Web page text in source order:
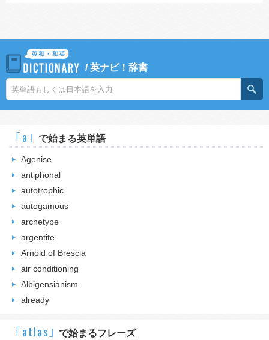
/英ナビ！辞書
｢a｣ で始まる英単語
Agenise
antiphonal
autotrophic
autogamous
archetype
argentite
Arnold of Brescia
air conditioning
Albigensianism
already
｢atlas｣ で始まるフレーズ